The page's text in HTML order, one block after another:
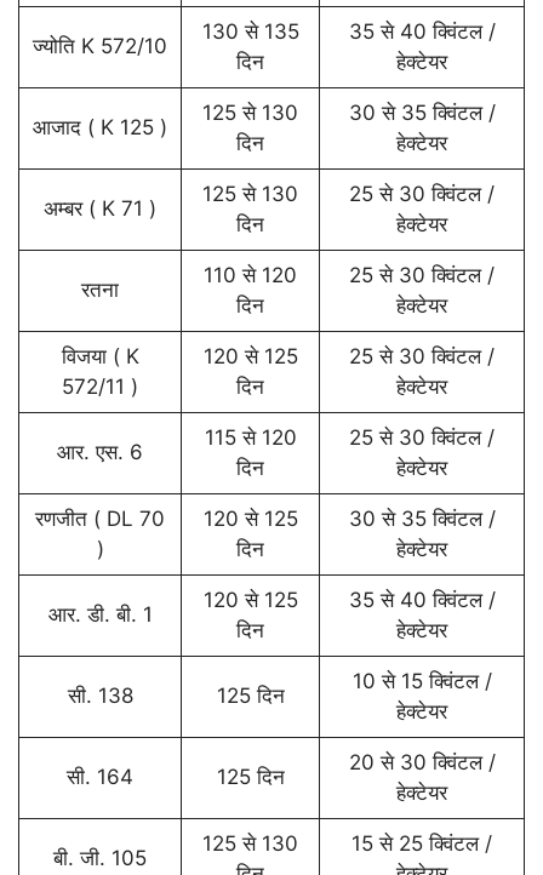
ज्योति K 572/10
130 से 135
दिन
35 से 40 क्विंटल /
हेक्टेयर
आजाद ( K 125 )
125 से 130
दिन
30 से 35 क्विंटल /
हेक्टेयर
अम्बर ( K 71 )
125 से 130
दिन
25 से 30 क्विंटल /
हेक्टेयर
रतना
110 से 120
दिन
25 से 30 क्विंटल /
हेक्टेयर
विजया ( K
572/11 )
120 से 125
दिन
25 से 30 क्विंटल /
हेक्टेयर
आर. एस. 6
115 से 120
दिन
25 से 30 क्विंटल /
हेक्टेयर
रणजीत ( DL 70
)
120 से 125
दिन
30 से 35 क्विंटल /
हेक्टेयर
आर. डी. बी. 1
120 से 125
दिन
35 से 40 क्विंटल /
हेक्टेयर
सी. 138 125 दिन
10 से 15 क्विंटल /
हेक्टेयर
सी. 164 125 दिन
20 से 30 क्विंटल /
हेक्टेयर
बी. जी. 105
125 से 130
15 से 25 क्विंटल /